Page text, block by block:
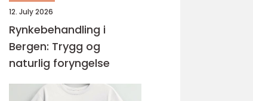
12. July 2026
Rynkebehandling i
Bergen: Trygg og
naturlig foryngelse